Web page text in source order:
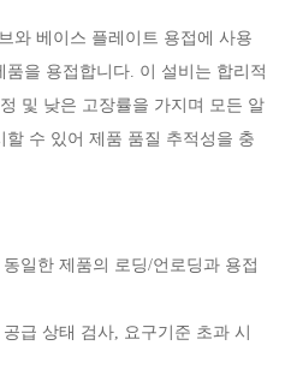
와 베이스 플레이트 용접에 사용
을 용접합니다. 이 설비는 합리적
및 낮은 고장률을 가지며 모든 알
수 있어 제품 품질 추적성을 충
일한 제품의 로딩/언로딩과 용접
급 상태 검사, 요구기준 초과 시